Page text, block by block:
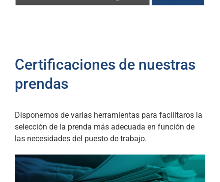
Certificaciones de nuestras
prendas
Disponemos de varias herramientas para facilitaros la
selección de la prenda más adecuada en función de
las necesidades del puesto de trabajo.